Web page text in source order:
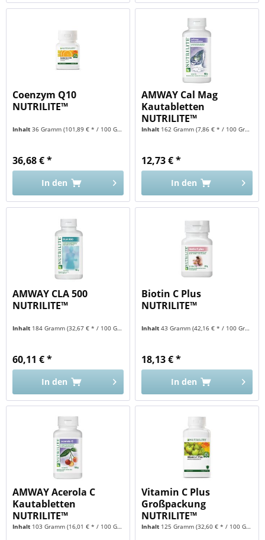
Coenzym Q10
NUTRILITE™
Inhalt36 Gramm(101,89 € * / 100 Gramm)
36,68 € *
In den
AMWAY Cal Mag
Kautabletten
NUTRILITE™
Inhalt 162 Gramm(7,86 € * / 100 Gramm)
12,73 € *
In den
AMWAY CLA 500
NUTRILITE™
Inhalt 184 Gramm(32,67 € * / 100 Gramm)
60,11 € *
In den
Biotin C Plus
NUTRILITE™
Inhalt43 Gramm(42,16 € * / 100 Gramm)
18,13 € *
In den
AMWAY Acerola C
Kautabletten
NUTRILITE™
Inhalt 103 Gramm(16,01 € * / 100 Gramm)
Vitamin C Plus
Großpackung
NUTRILITE™
Inhalt 125 Gramm(32,60 € * / 100 Gramm)